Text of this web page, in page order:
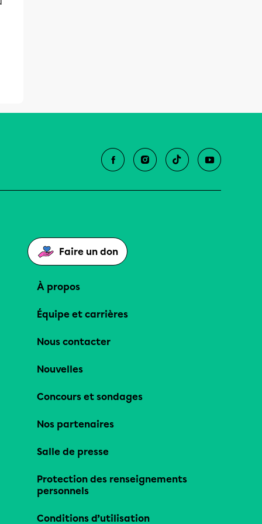
Faire un don
À propos
Équipe et carrières
Nous contacter
Nouvelles
Concours et sondages
Nos partenaires
Salle de presse
Protection des renseignements
personnels
Conditions d’utilisation